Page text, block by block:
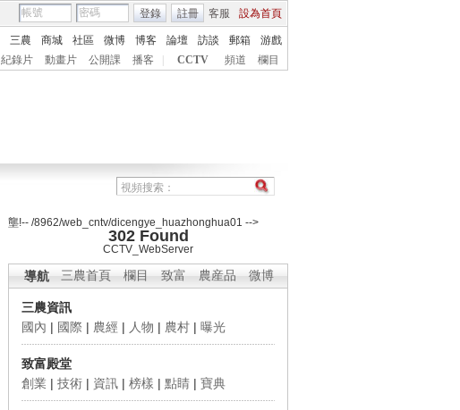
客服 設為首頁
登錄 註冊
三農 商城 社區 微博 博客 論壇 訪談 郵箱
游戲
紀錄片 動畫片 公開課 播客 CCTV 頻道 欄目
壟!-- /8962/web_cntv/dicengye_huazhonghua01 -->
302 Found
CCTV_WebServer
三農首頁 欄目 致富 農産品 微博
導航
三農資訊
國內 | 國際 | 農經 | 人物 | 農村 | 曝光
致富殿堂
創業 | 技術 | 資訊 | 榜樣 | 點睛 | 寶典